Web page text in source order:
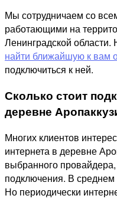
Мы сотрудничаем со
работающими на
Ленинградской
найти ближайшую к вам
подключиться к ней.
Сколько стоит
деревне
Многих клиентов
интернета в деревне
выбранного
подключения. В среднем
Но периодически